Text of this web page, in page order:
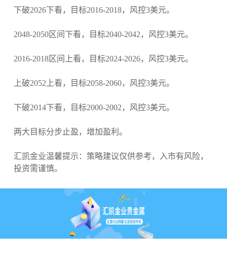
下破2026下看，目标2016-2018，风控3美元。
2048-2050区间下看，目标2040-2042，风控3美元。
2016-2018区间上看，目标2024-2026，风控3美元。
上破2052上看，目标2058-2060，风控3美元。
下破2014下看，目标2000-2002，风控3美元。
两大目标分步止盈，增加盈利。
汇凯金业温馨提示：策略建议仅供参考，入市有风险，
投资需谨慎。